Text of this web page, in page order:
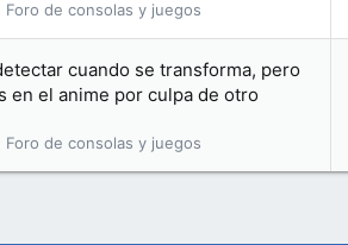
Foro de consolas y juegos
cuando se transforma, pero
en el anime por culpa de otro
Foro de consolas y juegos